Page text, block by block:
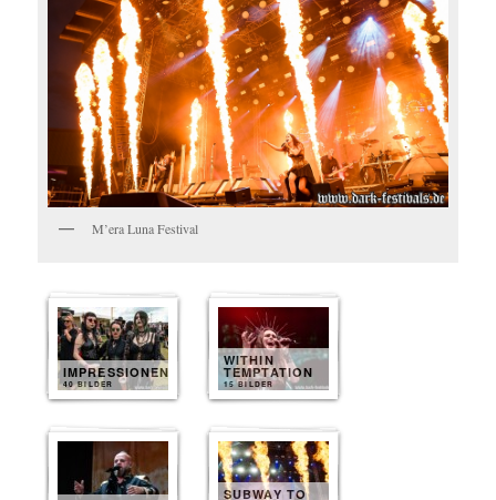
M’era Luna Festival
IMPRESSIONEN
40 BILDER
WITHIN
TEMPTATION
15 BILDER
SUBWAY TO